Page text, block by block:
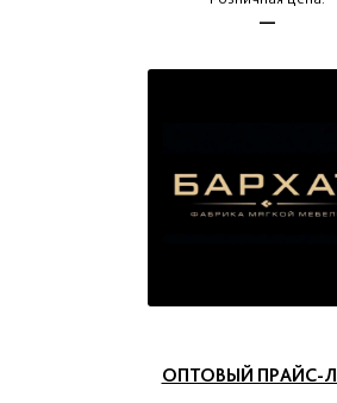
—
ОПТОВЫЙ ПРАЙС-